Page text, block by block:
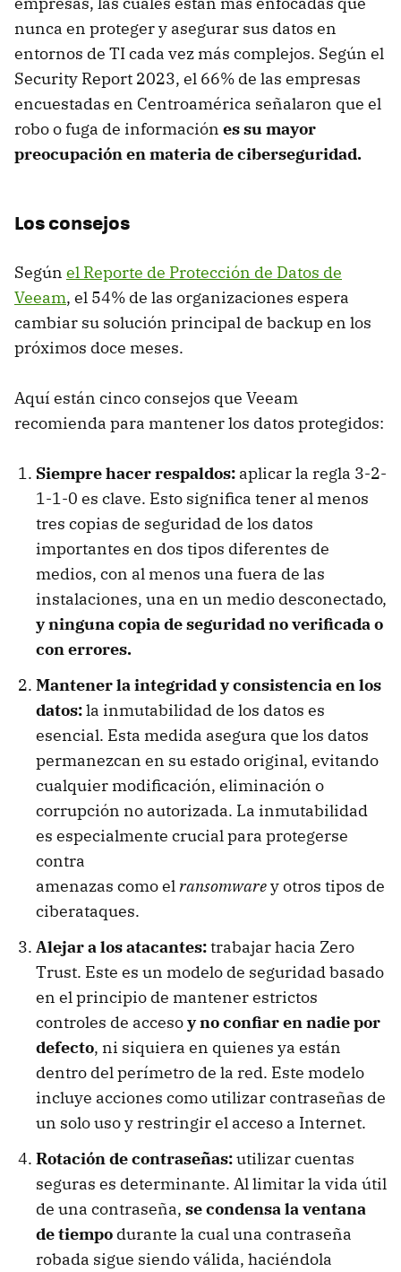
nunca en proteger y asegurar sus datos en
entornos de TI cada vez más complejos. Según el
Security Report 2023, el 66% de las empresas
encuestadas en Centroamérica señalaron que el
robo o fuga de información es su mayor
preocupación en materia de ciberseguridad.
Los consejos
Según el Reporte de Protección de Datos de
Veeam, el 54% de las organizaciones espera
cambiar su solución principal de backup en los
próximos doce meses.
Aquí están cinco consejos que Veeam
recomienda para mantener los datos protegidos:
Siempre hacer respaldos: aplicar la regla 3-2-
1-1-0 es clave. Esto significa tener al menos
tres copias de seguridad de los datos
importantes en dos tipos diferentes de
medios, con al menos una fuera de las
instalaciones, una en un medio desconectado,
y ninguna copia de seguridad no verificada o
con errores.
Mantener la integridad y consistencia en los
datos:la inmutabilidad de los datos es
esencial. Esta medida asegura que los datos
permanezcan en su estado original, evitando
cualquier modificación, eliminación o
corrupción no autorizada. La inmutabilidad
es especialmente crucial para protegerse
contra
amenazas como elransomwarey otros tipos de
ciberataques.
Alejar a los atacantes:trabajar hacia Zero
Trust. Este es un modelo de seguridad basado
en el principio de mantener estrictos
controles de accesoy no confiar en nadie por
defecto, ni siquiera en quienes ya están
dentro del perímetro de la red. Este modelo
incluye acciones como utilizar contraseñas de
un solo uso y restringir el acceso a Internet.
Rotación de contraseñas:utilizar cuentas
seguras es determinante. Al limitar la vida útil
de una contraseña, se condensa la ventana
de tiempo durante la cual una contraseña
robada sigue siendo válida, haciéndola